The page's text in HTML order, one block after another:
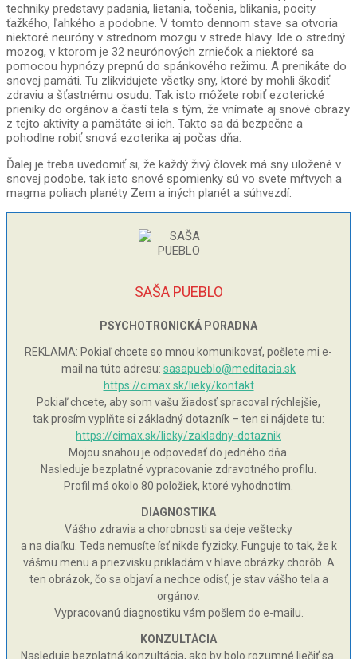
techniky predstavy padania, lietania, točenia, blikania, pocity
ťažkého, ľahkého a podobne. V tomto dennom stave sa otvoria
niektoré neuróny v strednom mozgu v strede hlavy. Ide o stredný
mozog, v ktorom je 32 neurónových zrniečok a niektoré sa
pomocou hypnózy prepnú do spánkového režimu. A prenikáte do
snovej pamäti. Tu zlikvidujete všetky sny, ktoré by mohli škodiť
zdraviu a šťastnému osudu. Tak isto môžete robiť ezoterické
prieniky do orgánov a častí tela s tým, že vnímate aj snové obrazy
z tejto aktivity a pamätáte si ich. Takto sa dá bezpečne a
pohodlne robiť snová ezoterika aj počas dňa.
Ďalej je treba uvedomiť si, že každý živý človek má sny uložené v
snovej podobe, tak isto snové spomienky sú vo svete mŕtvych a
magma poliach planéty Zem a iných planét a súhvezdí.
SAŠA PUEBLO
PSYCHOTRONICKÁ PORADNA
REKLAMA: Pokiaľ chcete so mnou komunikovať, pošlete mi e-
mail na túto adresu: sasapueblo@meditacia.sk
https://cimax.sk/lieky/kontakt
Pokiaľ chcete, aby som vašu žiadosť spracoval rýchlejšie,
tak prosím vyplňte si základný dotazník – ten si nájdete tu:
https://cimax.sk/lieky/zakladny-dotaznik
Mojou snahou je odpovedať do jedného dňa.
Nasleduje bezplatné vypracovanie zdravotného profilu.
Profil má okolo 80 položiek, ktoré vyhodnotím.
DIAGNOSTIKA
Vášho zdravia a chorobnosti sa deje veštecky
a na diaľku. Teda nemusíte ísť nikde fyzicky. Funguje to tak, že k
vášmu menu a priezvisku prikladám v hlave obrázky chorôb. A
ten obrázok, čo sa objaví a nechce odísť, je stav vášho tela a
orgánov.
Vypracovanú diagnostiku vám pošlem do e-mailu.
KONZULTÁCIA
Nasleduje bezplatná konzultácia, ako by bolo rozumné liečiť sa.